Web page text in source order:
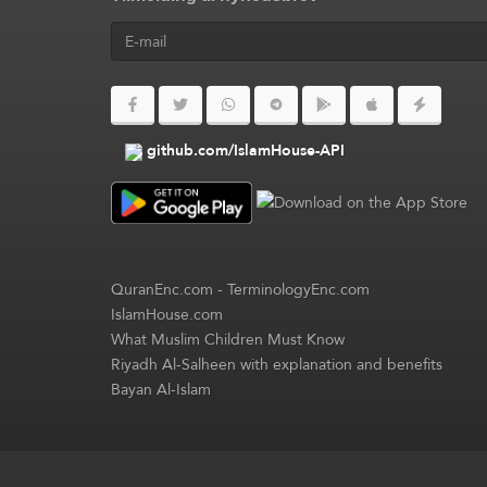
github.com/IslamHouse-API
QuranEnc.com-TerminologyEnc.com
IslamHouse.com
What Muslim Children Must Know
Riyadh Al-Salheen with explanation and benefits
Bayan Al-Islam